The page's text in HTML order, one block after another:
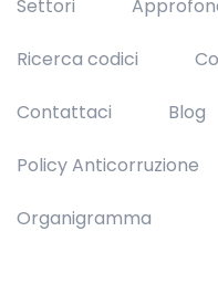
Settori
Ricerca codici
Contattaci Blog
Policy Anticorruzione
Organigramma